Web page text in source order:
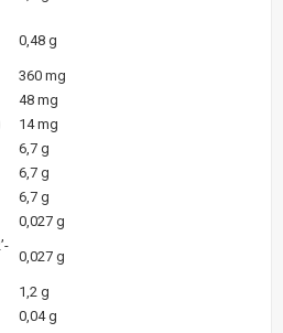
0,48 g
360 mg
48 mg
14 mg
6,7 g
6,7 g
6,7 g
0,027 g
0,027 g
1,2 g
0,04 g